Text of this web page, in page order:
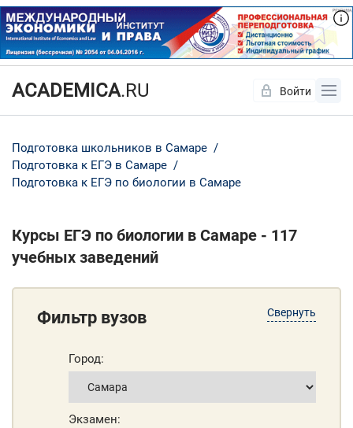
ACADEMICA.RU Войти
Подготовка школьников в Самаре
Подготовка к ЕГЭ в Самаре
Подготовка к ЕГЭ по биологии в Самаре
Курсы ЕГЭ по биологии в Самаре - 117
учебных заведений
Свернуть
Фильтр вузов
Город:
Экзамен:
Да Нет